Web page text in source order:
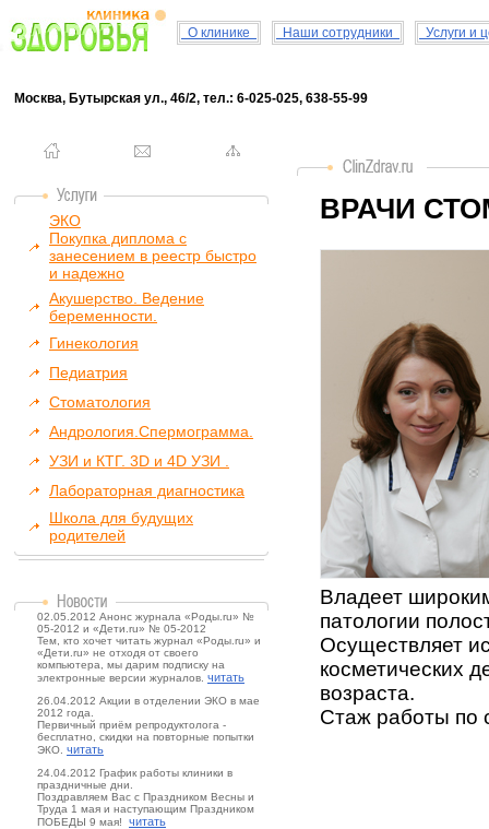
О клинике Наши сотрудники Услуги и
Москва, Бутырская ул., 46/2, тел.: 6-025-025, 638-55-99
ЭКО
Покупка диплома с
занесением в реестр быстро
и надежно
Акушерство. Ведение
беременности.
Гинекология
Педиатрия
Стоматология
Андрология.Спермограмма.
УЗИ и КТГ. 3D и 4D УЗИ .
Лабораторная диагностика
Школа для будущих
родителей
02.05.2012 Анонс журнала «Роды.ru» №
05-2012 и «Дети.ru» № 05-2012
Тем, кто хочет читать журнал «Роды.ru» и
«Дети.ru» не отходя от своего
компьютера, мы дарим подписку на
электронные версии журналов. читать
26.04.2012 Акции в отделении ЭКО в мае
2012 года.
Первичный приём репродуктолога -
бесплатно, скидки на повторные попытки
ЭКО. читать
24.04.2012 График работы клиники в
праздничные дни.
Поздравляем Вас с Праздником Весны и
Труда 1 мая и наступающим Праздником
ПОБЕДЫ 9 мая! читать
ВРАЧИ
Владеет
патологии
Осуществляет
косметических
возраста.
Стаж работы по